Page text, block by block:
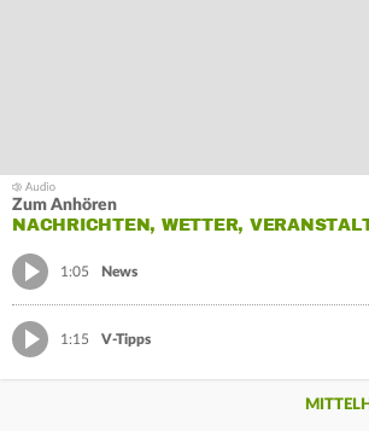
Zum Anhören
NACHRICHTEN, WETTER,
1:05 News
1:15 V-Tipps